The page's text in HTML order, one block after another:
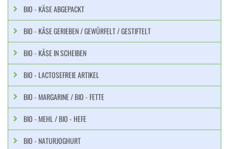
BIO - KÄSE ABGEPACKT
BIO - KÄSE GERIEBEN / GEWÜRFELT / GESTIFTELT
BIO - KÄSE IN SCHEIBEN
BIO - LACTOSEFREIE ARTIKEL
BIO - MARGARINE / BIO - FETTE
BIO - MEHL / BIO - HEFE
BIO - NATURJOGHURT